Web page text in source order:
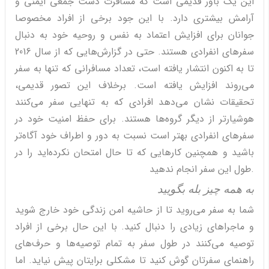
آرامش بیشتری دارد. با این جود برخی از افراد مخصوصا
جوانان برای افزایش اعتماد به نفس و روحیه خود به دنبال
سفرهای انفرادی هستند. حتی در گزارش‌هایی که از سال 2016
تا به اکنون انتشار یافته است، تعداد مسافرانی که تنها به سفر
می‌روند افزایش یافته است. برخلاف این تصور قدیمی،
تحقیقات نشان می‌دهد افرادی که به تنهایی سفر می‌کنند
هوشیارتر از دیگر گروه‌ها هستند. برای حفظ امنیت خود در
سفرهای انفرادی بهتر است نسبت به دور و اطراف خود آگاه‌تر
باشید و همچنین کارهایی که تا حال امتحان نکرده‌اید را در
طول این سفر انجام ندهید.
به همه چیز بله بگویید
شما به سفر می‌روید تا از حاشیه امن زندگی خود خارج شوید
و ماجراهای زیادی را دنبال کنید. با این حال برخی از افراد
توصیه می‌کنند در طول سفر به تمام توصیه‌ها و حرف‌های
راهنمای سفرتان گوش کنید تا مشکلی برایتان پیش نیاید. اما